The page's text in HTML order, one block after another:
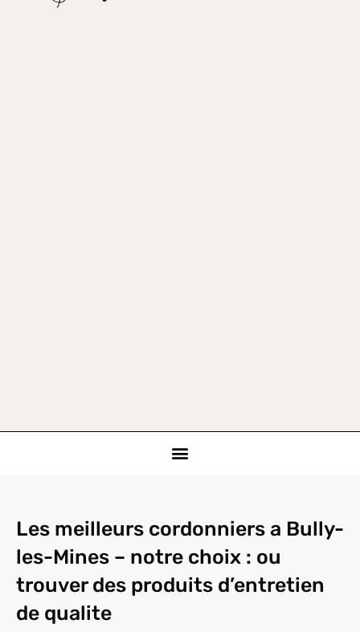
Les meilleurs cordonniers a Bully-
les-Mines – notre choix : ou
trouver des produits d’entretien
de qualite